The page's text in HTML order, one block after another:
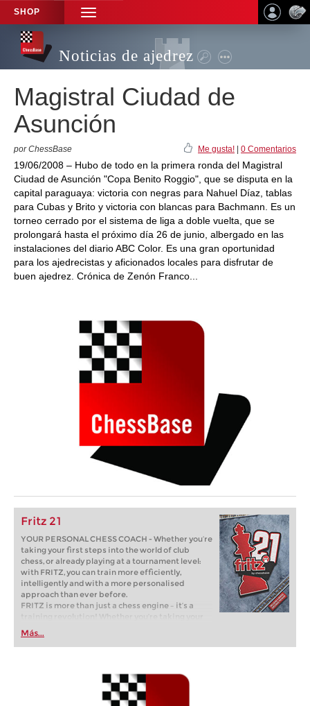
SHOP
TOGGLE
NAVIGATION
Noticias de ajedrez
Magistral Ciudad de
Asunción
por ChessBase Me gusta! 0 Comentarios
19/06/2008 – Hubo de todo en la primera ronda del Magistral
Ciudad de Asunción "Copa Benito Roggio", que se disputa en la
capital paraguaya: victoria con negras para Nahuel Díaz, tablas
para Cubas y Brito y victoria con blancas para Bachmann. Es un
torneo cerrado por el sistema de liga a doble vuelta, que se
prolongará hasta el próximo día 26 de junio, albergado en las
instalaciones del diario ABC Color. Es una gran oportunidad
para los ajedrecistas y aficionados locales para disfrutar de
buen ajedrez. Crónica de Zenón Franco...
Fritz 21
YOUR PERSONAL CHESS COACH - Whether you’re
taking your first steps into the world of club
chess, or already playing at a tournament level:
with FRITZ, you can train more efficiently,
intelligently and with a more personalised
approach than ever before.
FRITZ is more than just a chess engine – it’s a
training revolution! Whether you’re taking your
first steps into the world of club chess, or already
playing at a tournament level: with FRITZ, you can
train more efficiently, intelligently and with a
Más...